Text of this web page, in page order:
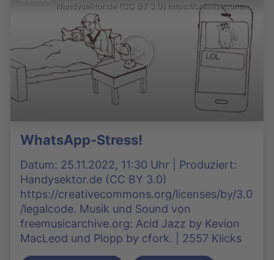
Handysektor.de (CC BY 3.0) https://creativecommons.org/licenses/by/3.0/legalcode. Musik und Sound von freemusicarchive.org: Acid Jazz by Kevion MacLeod und Plopp by cfork.
WhatsApp-Stress!
Datum: 25.11.2022, 11:30 Uhr | Produziert:
Handysektor.de (CC BY 3.0)
https://creativecommons.org/licenses/by/3.0
/legalcode. Musik und Sound von
freemusicarchive.org: Acid Jazz by Kevion
MacLeod und Plopp by cfork. | 2557 Klicks